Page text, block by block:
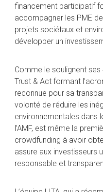
financement participatif
accompagner les PME
projets sociétaux et
développer un
Comme le soulignent
Trust & Act formant
reconnue pour sa
volonté de réduire les
environnementales dans
l’AMF, est même la
crowdfunding à avoir
assure aux investisseurs
responsable et